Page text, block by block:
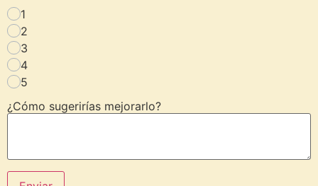
1
2
3
4
5
¿Cómo sugerirías mejorarlo?